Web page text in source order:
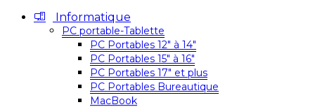
Informatique
PC portable-Tablette
PC Portables 12″ à 14″
PC Portables 15″ à 16″
PC Portables 17″ et plus
PC Portables Bureautique
MacBook